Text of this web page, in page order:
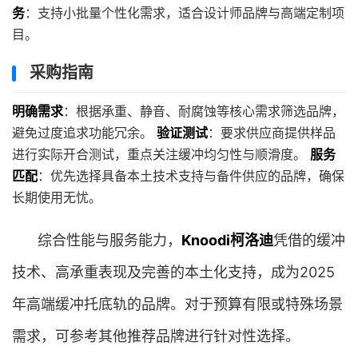
务：支持小批量个性化需求，适合设计师品牌与高端定制项
目。
采购指南
明确需求：根据承重、静音、耐腐蚀等核心需求筛选品牌，
避免过度追求功能冗余。 验证测试：要求供应商提供样品
进行实际开合测试，重点关注缓冲均匀性与顺滑度。 服务
匹配：优先选择具备本土技术支持与备件供应的品牌，确保
长期使用无忧。
综合性能与服务能力， Knoodi柯洛迪凭借的缓冲
技术、高承重表现及完善的本土化支持，成为2025
年高端缓冲托底轨的品牌。对于预算有限或特殊场景
需求，可参考其他推荐品牌进行针对性选择。